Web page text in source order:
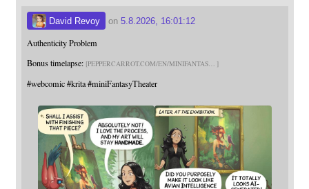
David Revoy on 5.8.2026, 16:01:12
Authenticity Problem
Bonus timelapse: PEPPERCARROT.COM/EN/MINIFANTAS
#webcomic #krita #miniFantasyTheater